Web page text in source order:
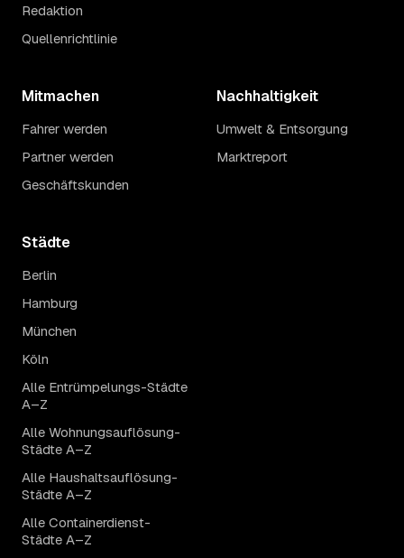
Redaktion
Quellenrichtlinie
Mitmachen
Fahrer werden
Partner werden
Geschäftskunden
Nachhaltigkeit
Umwelt & Entsorgung
Marktreport
Städte
Berlin
Hamburg
München
Köln
Alle Entrümpelungs-Städte
A–Z
Alle Wohnungsauflösung-
Städte A–Z
Alle Haushaltsauflösung-
Städte A–Z
Alle Containerdienst-
Städte A–Z